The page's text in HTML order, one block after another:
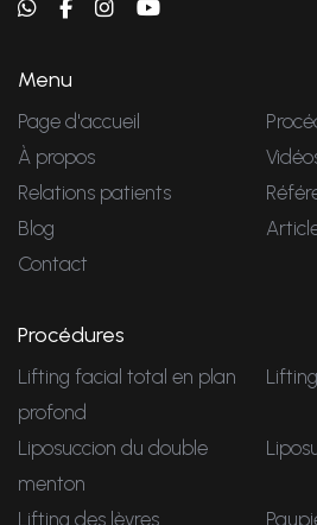
Menu
Page d'accueil
À propos
Relations patients
Blog
Contact
Procédures
Lifting facial total en plan
profond
Liposuccion du double
menton
Lifting des lèvres